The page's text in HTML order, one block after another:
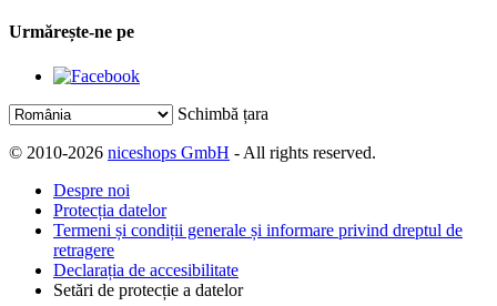
Urmărește-ne pe
Schimbă țara
© 2010-2026 niceshops GmbH - All rights reserved.
Despre noi
Protecția datelor
Termeni și condiții generale și informare privind dreptul de
retragere
Declarația de accesibilitate
Setări de protecție a datelor